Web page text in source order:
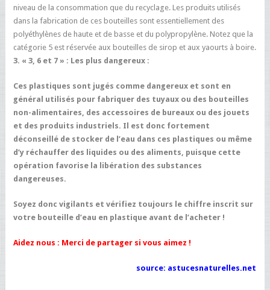
niveau de la consommation que du recyclage. Les produits utilisés
dans la fabrication de ces bouteilles sont essentiellement des
polyéthylènes de haute et de basse et du polypropylène. Notez que la
catégorie 5 est réservée aux bouteilles de sirop et aux yaourts à boire.
3. « 3, 6 et 7 » : Les plus dangereux :
Ces plastiques sont jugés comme dangereux et sont en
général utilisés pour fabriquer des tuyaux ou des bouteilles
non-alimentaires, des accessoires de bureaux ou des jouets
et des produits industriels. Il est donc fortement
déconseillé de stocker de l’eau dans ces plastiques ou même
d’y réchauffer des liquides ou des aliments, puisque cette
opération favorise la libération des substances
dangereuses.
Soyez donc vigilants et vérifiez toujours le chiffre inscrit sur
votre bouteille d’eau en plastique avant de l’acheter !
Aidez nous : Merci de partager si vous aimez !
source: astucesnaturelles.net